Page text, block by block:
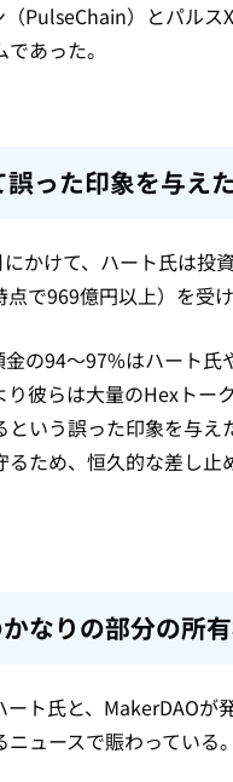
PulseChain）とパルス
あった。
誤った印象を与え
かけて、ハート氏は投
で969億円以上）を受
金の94～97%はハート
彼らは大量のHexトー
いう誤った印象を与
るため、恒久的な差し
なりの部分の所
ト氏と、MakerDAO
ュースで賑わっている。